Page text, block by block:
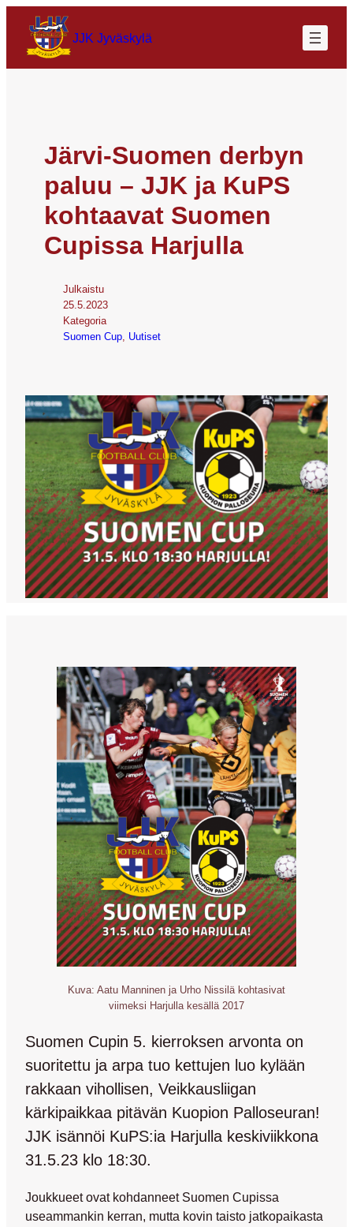
JJK Jyväskylä
Järvi-Suomen derbyn
paluu – JJK ja KuPS
kohtaavat Suomen
Cupissa Harjulla
Julkaistu
25.5.2023
Kategoria
Suomen Cup Uutiset
Kuva: Aatu Manninen ja Urho Nissilä kohtasivat
viimeksi Harjulla kesällä 2017
Suomen Cupin 5. kierroksen arvonta on
suoritettu ja arpa tuo kettujen luo kylään
rakkaan vihollisen, Veikkausliigan
kärkipaikkaa pitävän Kuopion Palloseuran!
JJK isännöi KuPS:ia Harjulla keskiviikkona
31.5.23 klo 18:30.
Joukkueet ovat kohdanneet Suomen Cupissa
useammankin kerran, mutta kovin taisto jatkopaikasta